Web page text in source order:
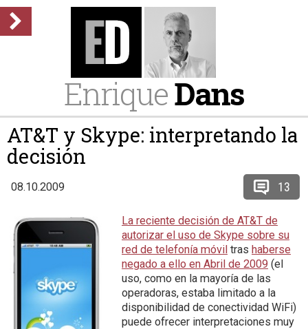
EnriqueDans
AT&T y Skype: interpretando la
decisión
08.10.2009 13
La reciente decisión de AT&T de
autorizar el uso de Skype sobre su
red de telefonía móvil tras haberse
negado a ello en Abril de 2009 (el
uso, como en la mayoría de las
operadoras, estaba limitado a la
disponibilidad de conectividad WiFi)
puede ofrecer interpretaciones muy